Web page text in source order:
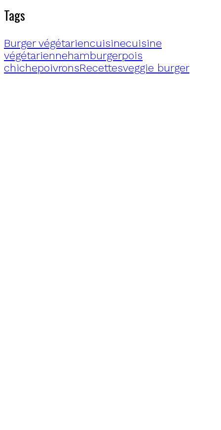
Tags
Burger végétariencuisinecuisine
végétariennehamburgerpois
chichepoivronsRecettesveggie burger